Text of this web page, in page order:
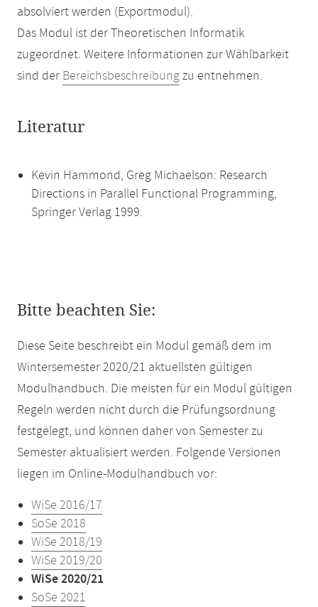
absolviert werden (Exportmodul).
Das Modul ist der Theoretischen Informatik
zugeordnet. Weitere Informationen zur Wählbarkeit
sind der Bereichsbeschreibungzu entnehmen.
Literatur
Kevin Hammond, Greg Michaelson: Research
Directions in Parallel Functional Programming,
Springer Verlag 1999.
Bitte beachten Sie:
Diese Seite beschreibt ein Modul gemäß dem im
Wintersemester 2020/21 aktuellsten gültigen
Modulhandbuch. Die meisten für ein Modul gültigen
Regeln werden nicht durch die Prüfungsordnung
festgelegt, und können daher von Semester zu
Semester aktualisiert werden. Folgende Versionen
liegen im Online-Modulhandbuch vor:
WiSe 2016/17
SoSe 2018
WiSe 2018/19
WiSe 2019/20
WiSe 2020/21
SoSe 2021